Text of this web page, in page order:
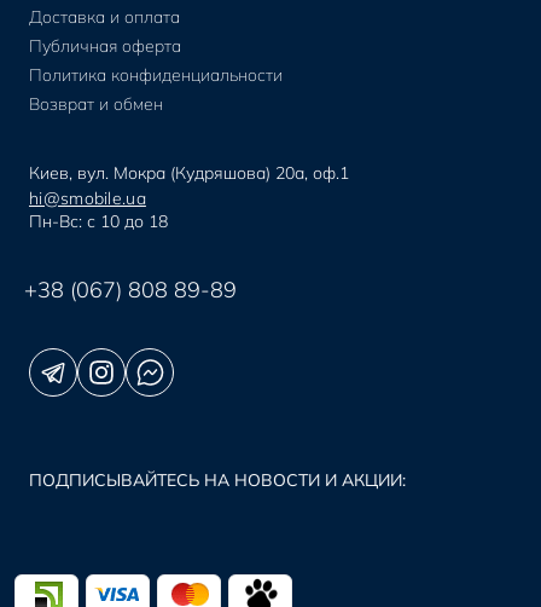
Apple Watch Series 5 45 мм
Apple Watch Series 5 44 мм
Apple Watch Series 5 42 мм
Apple Watch Series 5 38 мм
Apple Watch Series 4 49 мм
Apple Watch Series 4 44 мм
Apple Watch Series 4 41 мм
Apple Watch Series 4 40 мм
Apple Watch Series 3 45 мм
Apple Watch Series 3 41 мм
Доставка и оплата
Публичная оферта
Политика конфиденциальности
Возврат и обмен
Киев, вул. Мокра (Кудряшова) 20а, оф.1
hi@smobile.ua
Пн-Вс: с 10 до 18
+38 (067) 808 89-89
ПОДПИСЫВАЙТЕСЬ НА НОВОСТИ И АКЦИИ: